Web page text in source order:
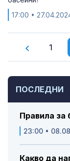
17:00 •
1
ПОСЛЕДНИ
Правила за
23:00 •
Какво да